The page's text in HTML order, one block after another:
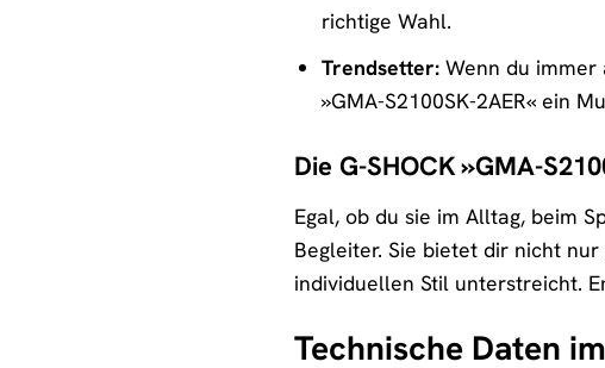
richtige Wahl.
Trendsetter:Wenn du immer
»GMA-S2100SK-2AER« ein
Die G-SHOCK »GMA-
Egal, ob du sie im Alltag, beim
Begleiter. Sie bietet dir nicht
individuellen Stil unterstreicht.
Technische Daten